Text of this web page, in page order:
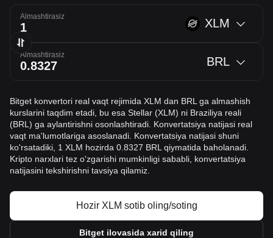
Almashtirasiz XLM
Almashtirasiz BRL
Bitget konvertori real vaqt rejimida XLM dan BRL ga almashish
kurslarini taqdim etadi, bu esa Stellar (XLM) ni Braziliya reali
(BRL) ga aylantirishni osonlashtiradi. Konvertatsiya natijasi real
vaqt ma'lumotlariga asoslanadi. Konvertatsiya natijasi shuni
ko'rsatadiki, 1 XLM hozirda 0.8327 BRL qiymatida baholanadi.
Kripto narxlari tez o'zgarishi mumkinligi sababli, konvertatsiya
natijasini tekshirishni tavsiya qilamiz.
Hozir XLM sotib oling/soting
Bitget ilovasida xarid qiling